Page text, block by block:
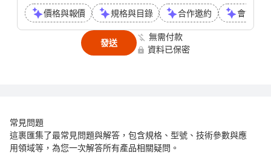
價格與報價 規格與目錄 合作邀約 會議或
發送
無需付款
資料已保密
常見問題
這裹匯集了最常見問題與解答，包含規格、型號、技術參數與應
用領域等，為您一次解答所有產品相關疑問。